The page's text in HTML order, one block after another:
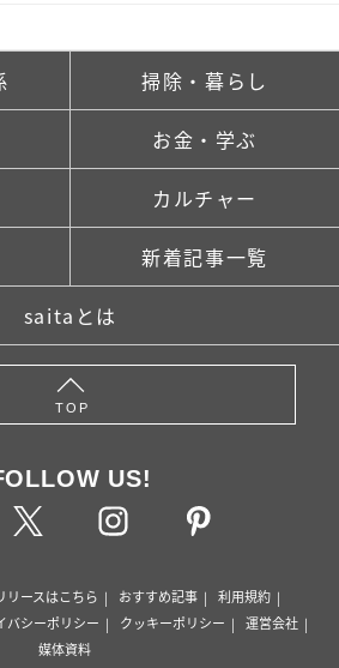
掃除・暮らし
お金・学ぶ
カルチャー
新着記事一覧
saitaとは
TOP
US!
リースはこちら おすすめ記事
利用規約
バシーポリシー クッキーポリシー
運営会社
媒体資料